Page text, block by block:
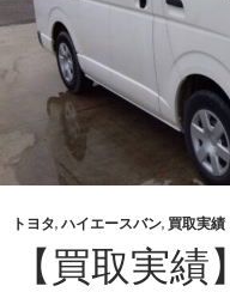
ナ
HC27)・
2018
を
オ
ー
ス
トヨタ, ハイエースバン, 買取実績
【買取実